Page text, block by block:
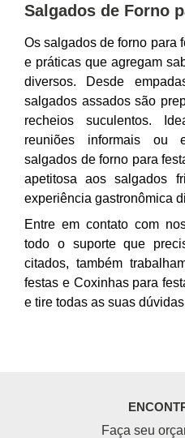
Salgados de Forno
Os salgados de forno para
e práticas que agregam
diversos. Desde
salgados assados são
recheios suculentos.
reuniões informais ou
salgados de forno para
apetitosa aos salgados
experiência gastronômica
Entre em contato com
todo o suporte que
citados, também
festas e Coxinhas para
e tire todas as suas
Faça seu